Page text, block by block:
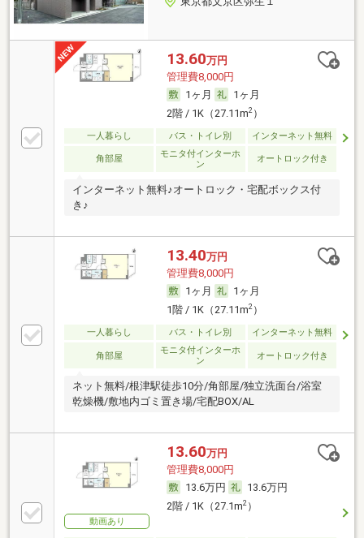
13.60万円
管理費8,000円
1ヶ月
1ヶ月
2階 / 1K（27.11m2）
一人暮らし バス・トイレ別 インターネット無料
角部屋
モニタ付インターホ
ン
オートロック付き
インターネット無料♪オートロック・宅配ボックス付
き♪
13.40万円
管理費8,000円
1ヶ月
1ヶ月
1階 / 1K（27.11m2）
一人暮らし バス・トイレ別 インターネット無料
角部屋
モニタ付インターホ
ン
オートロック付き
ネット無料/根津駅徒歩10分/角部屋/独立洗面台/浴室
乾燥機/敷地内ゴミ置き場/宅配BOX/AL
動画あり
13.60万円
管理費8,000円
13.6万円
13.6万円
2階 / 1K（27.1m2）